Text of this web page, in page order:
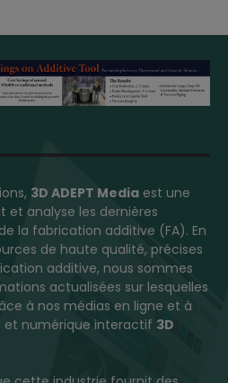
3D ADEPT Media est une
et analyse les dernières
la fabrication additive (FA). En
de haute qualité, précises
additive, nous sommes
actualisées sur lesquelles
à nos médias en ligne et à
et numérique interactif 3D